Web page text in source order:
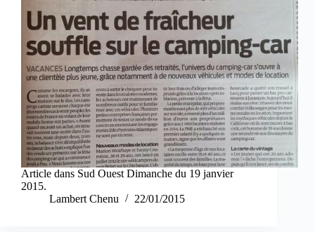
Article dans Sud Ouest Dimanche du 19 janvier
2015.
Lambert Chenu
22/01/2015